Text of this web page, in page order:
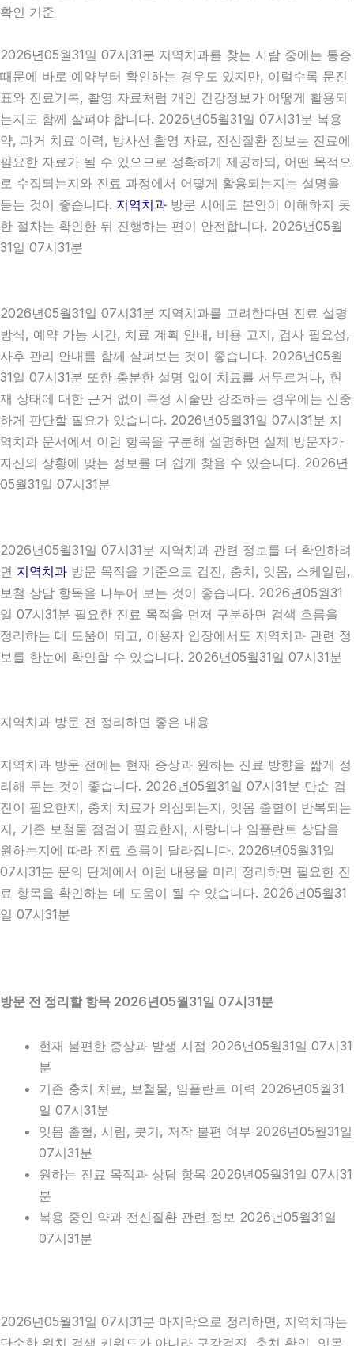
확인 기준
2026년05월31일 07시31분 지역치과를 찾는 사람 중에는 통증
때문에 바로 예약부터 확인하는 경우도 있지만, 이럴수록 문진
표와 진료기록, 촬영 자료처럼 개인 건강정보가 어떻게 활용되
는지도 함께 살펴야 합니다. 2026년05월31일 07시31분 복용
약, 과거 치료 이력, 방사선 촬영 자료, 전신질환 정보는 진료에
필요한 자료가 될 수 있으므로 정확하게 제공하되, 어떤 목적으
로 수집되는지와 진료 과정에서 어떻게 활용되는지는 설명을
듣는 것이 좋습니다. 지역치과 방문 시에도 본인이 이해하지 못
한 절차는 확인한 뒤 진행하는 편이 안전합니다. 2026년05월
31일 07시31분
2026년05월31일 07시31분 지역치과를 고려한다면 진료 설명
방식, 예약 가능 시간, 치료 계획 안내, 비용 고지, 검사 필요성,
사후 관리 안내를 함께 살펴보는 것이 좋습니다. 2026년05월
31일 07시31분 또한 충분한 설명 없이 치료를 서두르거나, 현
재 상태에 대한 근거 없이 특정 시술만 강조하는 경우에는 신중
하게 판단할 필요가 있습니다. 2026년05월31일 07시31분 지
역치과 문서에서 이런 항목을 구분해 설명하면 실제 방문자가
자신의 상황에 맞는 정보를 더 쉽게 찾을 수 있습니다. 2026년
05월31일 07시31분
2026년05월31일 07시31분 지역치과 관련 정보를 더 확인하려
면 지역치과 방문 목적을 기준으로 검진, 충치, 잇몸, 스케일링,
보철 상담 항목을 나누어 보는 것이 좋습니다. 2026년05월31
일 07시31분 필요한 진료 목적을 먼저 구분하면 검색 흐름을
정리하는 데 도움이 되고, 이용자 입장에서도 지역치과 관련 정
보를 한눈에 확인할 수 있습니다. 2026년05월31일 07시31분
지역치과 방문 전 정리하면 좋은 내용
지역치과 방문 전에는 현재 증상과 원하는 진료 방향을 짧게 정
리해 두는 것이 좋습니다. 2026년05월31일 07시31분 단순 검
진이 필요한지, 충치 치료가 의심되는지, 잇몸 출혈이 반복되는
지, 기존 보철물 점검이 필요한지, 사랑니나 임플란트 상담을
원하는지에 따라 진료 흐름이 달라집니다. 2026년05월31일
07시31분 문의 단계에서 이런 내용을 미리 정리하면 필요한 진
료 항목을 확인하는 데 도움이 될 수 있습니다. 2026년05월31
일 07시31분
방문 전 정리할 항목 2026년05월31일 07시31분
현재 불편한 증상과 발생 시점 2026년05월31일 07시31
분
기존 충치 치료, 보철물, 임플란트 이력 2026년05월31
일 07시31분
잇몸 출혈, 시림, 붓기, 저작 불편 여부 2026년05월31일
07시31분
원하는 진료 목적과 상담 항목 2026년05월31일 07시31
분
복용 중인 약과 전신질환 관련 정보 2026년05월31일
07시31분
2026년05월31일 07시31분 마지막으로 정리하면, 지역치과는